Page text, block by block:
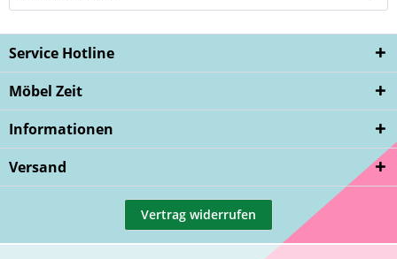
Service Hotline
Möbel Zeit
Informationen
Versand
Vertrag widerrufen